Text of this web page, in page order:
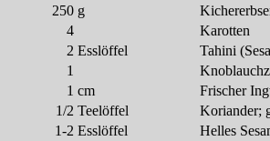
250 g
4
Karotten
2 Esslöffel
Tahini
1
1 cm
Frischer
1/2 Teelöffel
Koriander;
1-2 Esslöffel
Helles